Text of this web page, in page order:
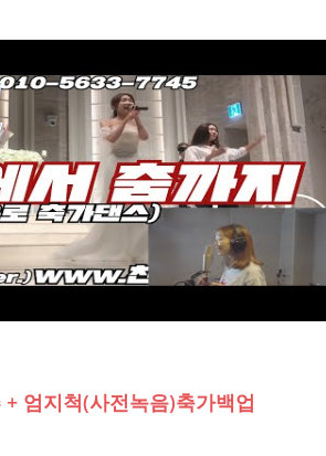
엄지척(사전녹음)축가백업